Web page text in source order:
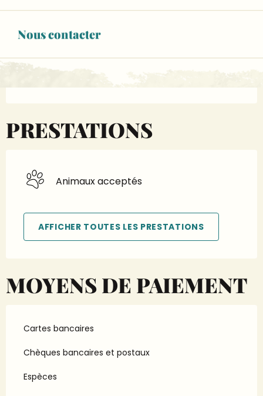
Nous contacter
Description
Eleveurs de chèvres.
PRESTATIONS
Animaux acceptés
AFFICHER TOUTES LES PRESTATIONS
MOYENS DE PAIEMENT
Cartes bancaires
Chèques bancaires et postaux
Espèces